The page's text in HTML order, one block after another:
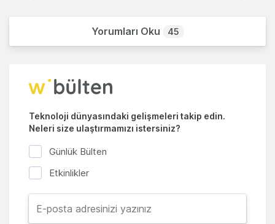
Yorumları Oku 45
Teknoloji dünyasındaki gelişmeleri takip edin.
Neleri size ulaştırmamızı istersiniz?
Günlük Bülten
Etkinlikler